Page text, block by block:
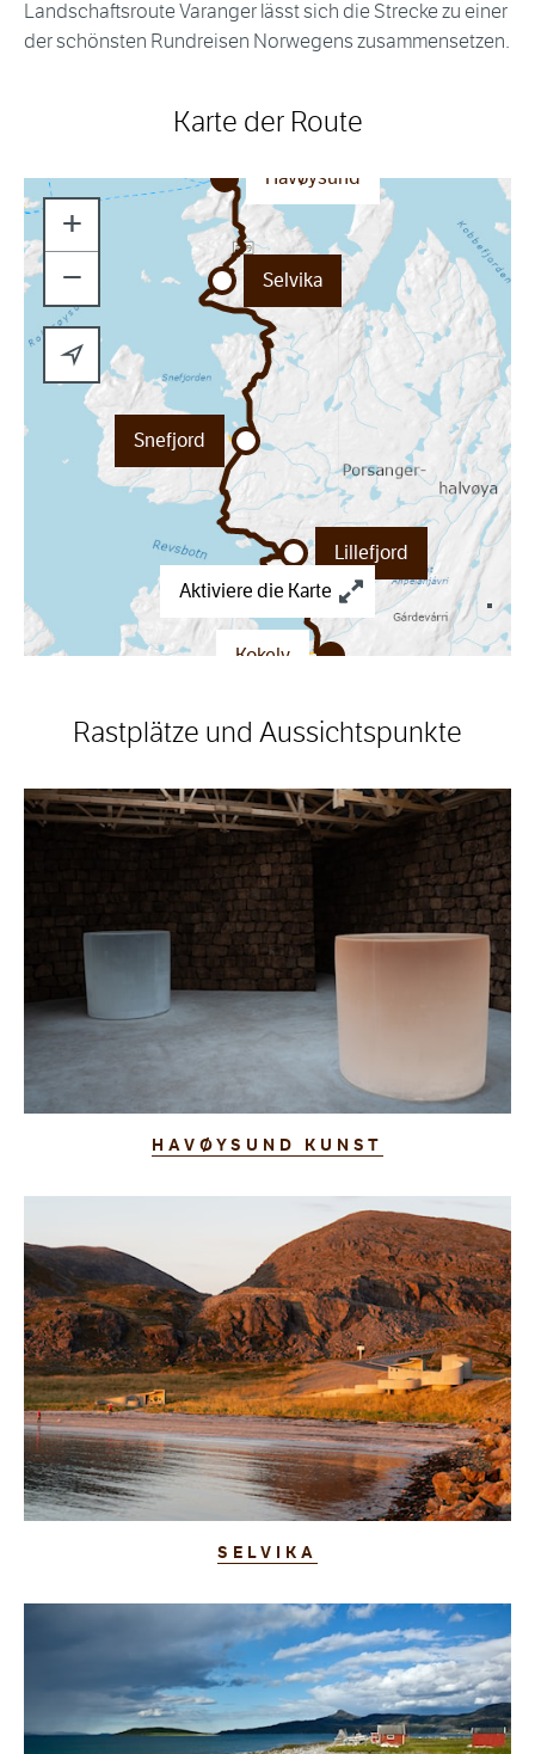
Landschaftsroute Varanger lässt sich die Strecke zu einer
der schönsten Rundreisen Norwegens zusammensetzen.
Karte der Route
Havøysund
Kokelv
Lillefjord
Snefjord
Selvika
+
−
Aktiviere die Karte
Rastplätze und Aussichtspunkte
HAVØYSUND KUNST
SELVIKA